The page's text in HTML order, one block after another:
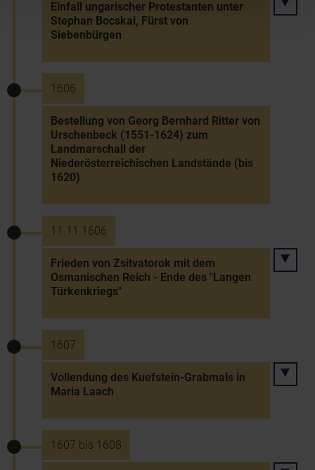
Einfall ungarischer Protestanten unter
Stephan Bocskai, Fürst von
Siebenbürgen
1606
Bestellung von Georg Bernhard Ritter von
Urschenbeck (1551-1624) zum
Landmarschall der
Niederösterreichischen Landstände (bis
1620)
11.11.1606
Frieden von Zsitvatorok mit dem
Osmanischen Reich - Ende des "Langen
Türkenkriegs"
1607
Vollendung des Kuefstein-Grabmals in
Maria Laach
1607 bis 1608